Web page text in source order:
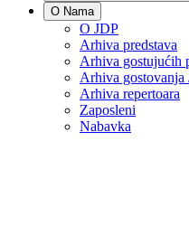
O Nama
O JDP
Arhiva predstava
Arhiva gostujućih
Arhiva gostovanja
Arhiva repertoara
Zaposleni
Nabavka